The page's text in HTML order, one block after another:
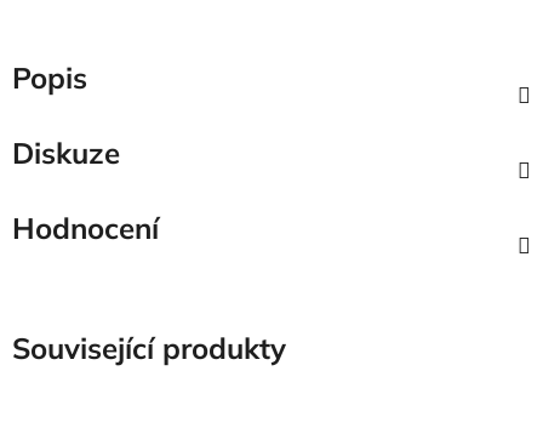
Popis
Diskuze
Hodnocení
Související produkty